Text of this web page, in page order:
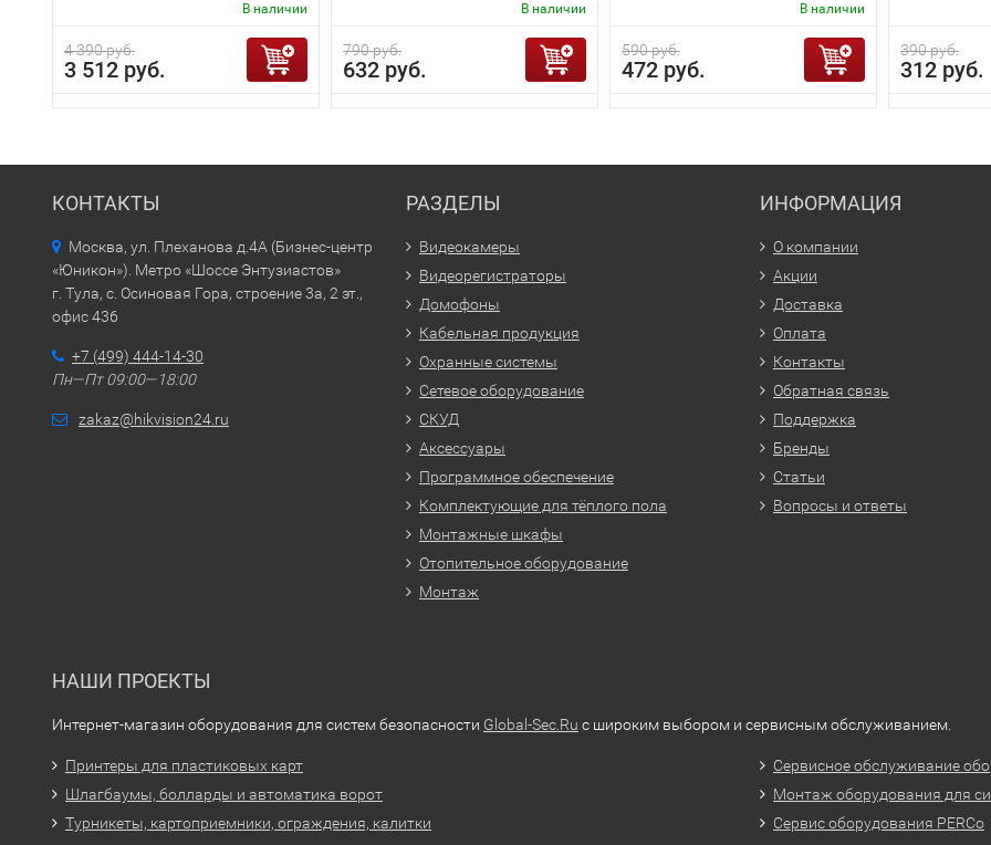
В наличии
4 390 руб.
3 512 руб.
В наличии
790 руб.
632 руб.
В наличии
590 руб.
472 руб.
390 руб.
312 руб.
КОНТАКТЫ
Москва, ул. Плеханова д.4А (Бизнес-центр
«Юникон»). Метро «Шоссе Энтузиастов»
г. Тула, с. Осиновая Гора, строение 3а, 2 эт.,
офис 436
+7 (499) 444-14-30
Пн—Пт 09:00—18:00
zakaz@hikvision24.ru
РАЗДЕЛЫ
Видеокамеры
Видеорегистраторы
Домофоны
Кабельная продукция
Охранные системы
Сетевое оборудование
СКУД
Аксессуары
Программное обеспечение
Комплектующие для тёплого пола
Монтажные шкафы
Отопительное оборудование
Монтаж
ИНФОРМАЦИЯ
О компании
Акции
Доставка
Оплата
Контакты
Обратная связь
Поддержка
Бренды
Статьи
Вопросы и ответы
НАШИ ПРОЕКТЫ
Интернет-магазин оборудования для систем безопасности Global-Sec.Ru с широким выбором и сервисным обслуживанием.
Принтеры для пластиковых карт
Шлагбаумы, болларды и автоматика ворот
Турникеты, картоприемники, ограждения, калитки
Сервисное обслуживание
Монтаж оборудования для
Сервис оборудования PERCo